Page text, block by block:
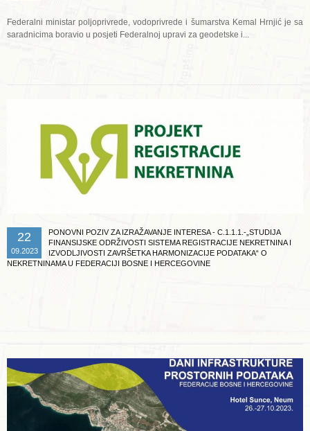
Federalni ministar poljoprivrede, vodoprivrede i šumarstva Kemal Hrnjić je sa
saradnicima boravio u posjeti Federalnoj upravi za geodetske i...
22
09.2023
PONOVNI POZIV ZA IZRAŽAVANJE INTERESA - C.1.1.1.-„STUDIJA
FINANSIJSKE ODRŽIVOSTI SISTEMA REGISTRACIJE NEKRETNINA I
IZVODLJIVOSTI ZAVRŠETKA HARMONIZACIJE PODATAKA“ O
NEKRETNINAMA U FEDERACIJI BOSNE I HERCEGOVINE